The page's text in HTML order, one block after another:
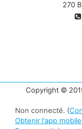
270
Copyright ©
Non connecté. (
Obtenir l'app mobile